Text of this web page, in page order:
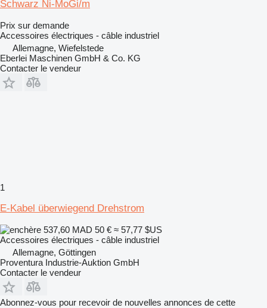
Schwarz Ni-MoGi/m
Prix sur demande
Accessoires électriques - câble industriel
Allemagne, Wiefelstede
Eberlei Maschinen GmbH & Co. KG
Contacter le vendeur
1
E-Kabel überwiegend Drehstrom
537,60 MAD 50 € ≈ 57,77 $US
Accessoires électriques - câble industriel
Allemagne, Göttingen
Proventura Industrie-Auktion GmbH
Contacter le vendeur
Abonnez-vous pour recevoir de nouvelles annonces de cette